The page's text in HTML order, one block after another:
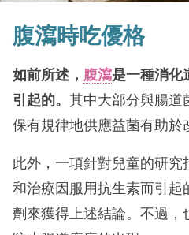
腹瀉時吃優格
如前所述， 腹瀉是一種消化
引起的。 其中大部分與腸道
保有規律地供應益菌有助於
此外，一項針對兒童的研
和治療因服用抗生素而引
劑來獲得上述結論。不過，